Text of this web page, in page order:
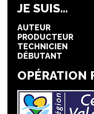
JE SUIS...
AUTEUR
PRODUCTEUR
TECHNICIEN
DÉBUTANT
OPÉRATION